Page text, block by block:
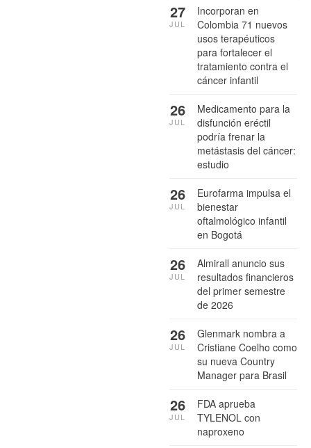
Incorporan en
Colombia 71 nuevos
usos terapéuticos
para fortalecer el
tratamiento contra el
cáncer infantil
27
JUL
Medicamento para la
disfunción eréctil
podría frenar la
metástasis del cáncer:
estudio
26
JUL
Eurofarma impulsa el
bienestar
oftalmológico infantil
en Bogotá
26
JUL
Almirall anuncio sus
resultados financieros
del primer semestre
de 2026
26
JUL
Glenmark nombra a
Cristiane Coelho como
su nueva Country
Manager para Brasil
26
JUL
FDA aprueba
TYLENOL con
naproxeno
26
JUL